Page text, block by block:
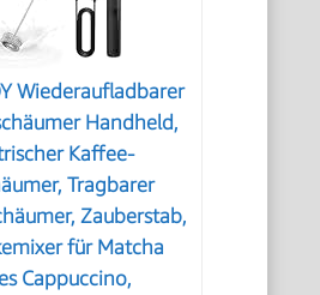
Wiederaufladbarer
Handheld,
Kaffee-
Tragbarer
Zauberstab,
für Matcha
Cappuccino,